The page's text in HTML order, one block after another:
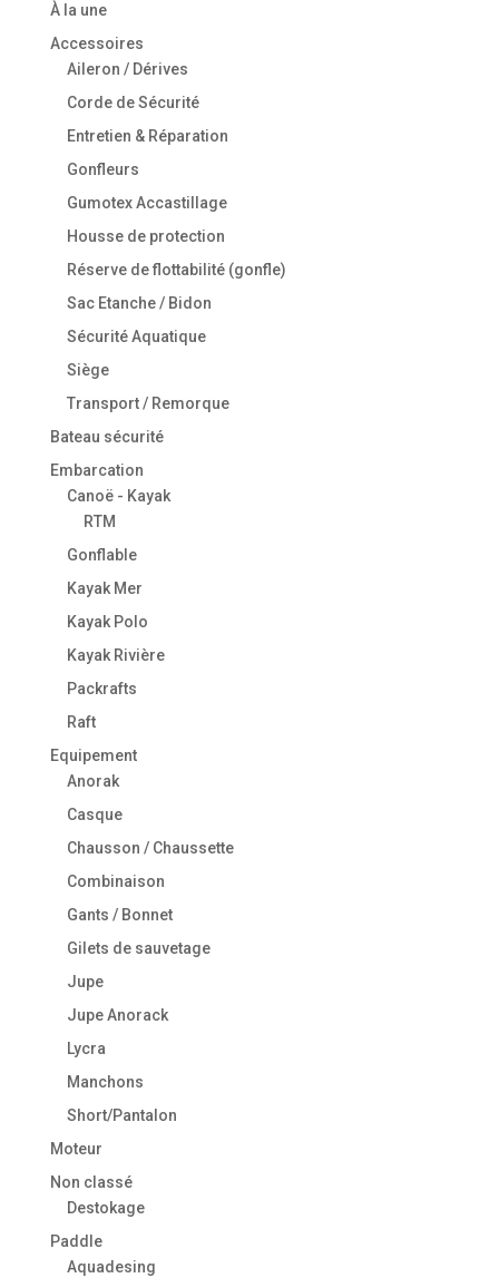
À la une
Accessoires
Aileron / Dérives
Corde de Sécurité
Entretien & Réparation
Gonfleurs
Gumotex Accastillage
Housse de protection
Réserve de flottabilité (gonfle)
Sac Etanche / Bidon
Sécurité Aquatique
Siège
Transport / Remorque
Bateau sécurité
Embarcation
Canoë - Kayak
RTM
Gonflable
Kayak Mer
Kayak Polo
Kayak Rivière
Packrafts
Raft
Equipement
Anorak
Casque
Chausson / Chaussette
Combinaison
Gants / Bonnet
Gilets de sauvetage
Jupe
Jupe Anorack
Lycra
Manchons
Short/Pantalon
Moteur
Non classé
Destokage
Paddle
Aquadesing